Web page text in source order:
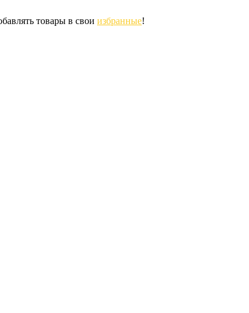
товары в свои избранные!